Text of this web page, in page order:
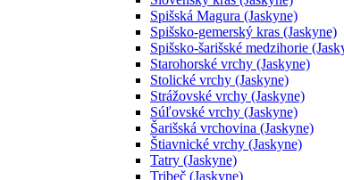
Spišská Magura (Jaskyne)
Spišsko-gemerský kras (Jaskyne)
Spišsko-šarišské medzihorie
Starohorské vrchy (Jaskyne)
Stolické vrchy (Jaskyne)
Strážovské vrchy (Jaskyne)
Súľovské vrchy (Jaskyne)
Šarišská vrchovina (Jaskyne)
Štiavnické vrchy (Jaskyne)
Tatry (Jaskyne)
Tribeč (Jaskyne)